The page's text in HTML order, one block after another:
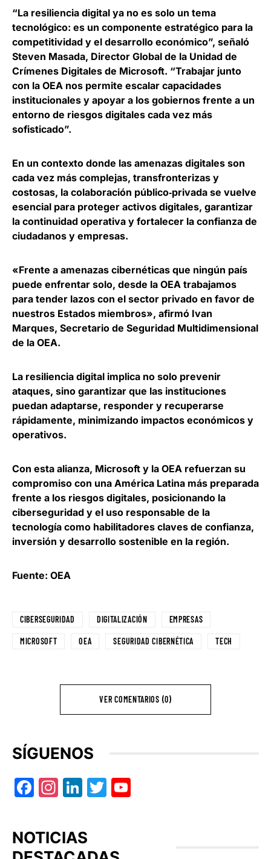
“La resiliencia digital ya no es solo un tema
tecnológico: es un componente estratégico para la
competitividad y el desarrollo económico”, señaló
Steven Masada, Director Global de la Unidad de
Crímenes Digitales de Microsoft. “Trabajar junto
con la OEA nos permite escalar capacidades
institucionales y apoyar a los gobiernos frente a un
entorno de riesgos digitales cada vez más
sofisticado”.
En un contexto donde las amenazas digitales son
cada vez más complejas, transfronterizas y
costosas, la colaboración público‑privada se vuelve
esencial para proteger activos digitales, garantizar
la continuidad operativa y fortalecer la confianza de
ciudadanos y empresas.
«Frente a amenazas cibernéticas que ningún país
puede enfrentar solo, desde la OEA trabajamos
para tender lazos con el sector privado en favor de
nuestros Estados miembros», afirmó Ivan
Marques, Secretario de Seguridad Multidimensional
de la OEA.
La resiliencia digital implica no solo prevenir
ataques, sino garantizar que las instituciones
puedan adaptarse, responder y recuperarse
rápidamente, minimizando impactos económicos y
operativos.
Con esta alianza, Microsoft y la OEA refuerzan su
compromiso con una América Latina más preparada
frente a los riesgos digitales, posicionando la
ciberseguridad y el uso responsable de la
tecnología como habilitadores claves de confianza,
inversión y desarrollo sostenible en la región.
Fuente: OEA
CIBERSEGURIDAD DIGITALIZACIÓN EMPRESAS
MICROSOFT OEA SEGURIDAD CIBERNÉTICA TECH
VER COMENTARIOS (0)
SÍGUENOS
Facebook
Instagram
LinkedIn
Twitter
NOTICIAS